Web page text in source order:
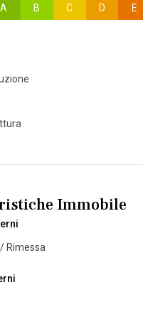
A B C D E
Immobile
Rimessa